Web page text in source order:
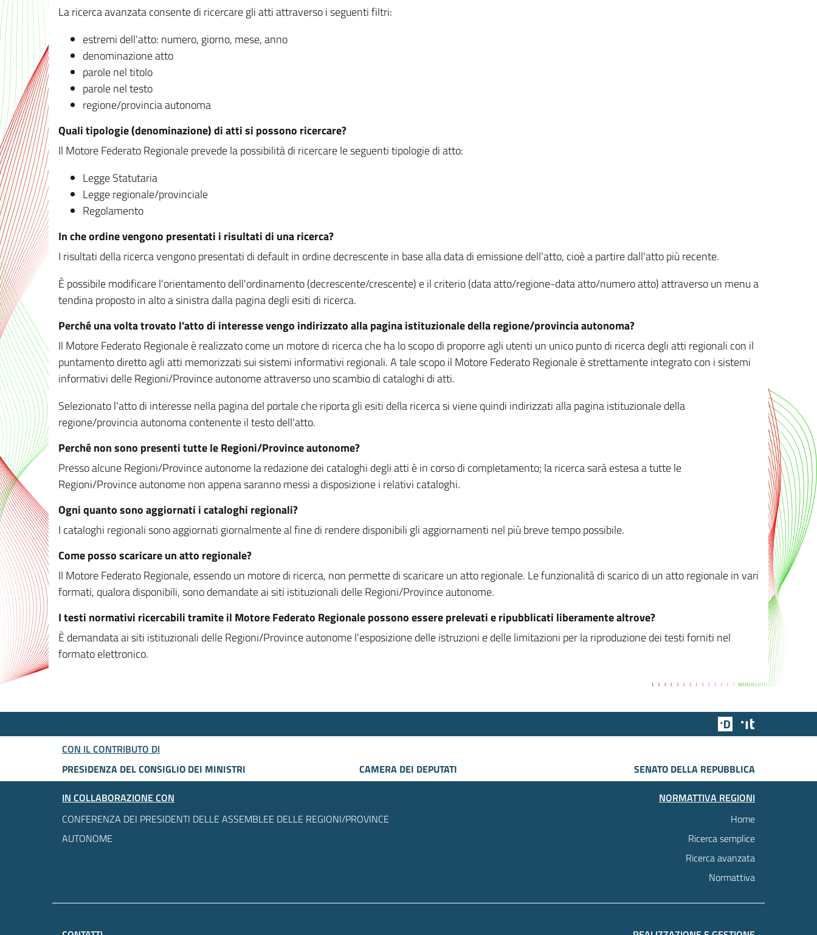
La ricerca avanzata consente di ricercare gli atti attraverso i seguenti filtri:
estremi dell'atto: numero, giorno, mese, anno
denominazione atto
parole nel titolo
parole nel testo
regione/provincia autonoma
Quali tipologie (denominazione) di atti si possono ricercare?
Il Motore Federato Regionale prevede la possibilità di ricercare le seguenti tipologie di atto:
Legge Statutaria
Legge regionale/provinciale
Regolamento
In che ordine vengono presentati i risultati di una ricerca?
I risultati della ricerca vengono presentati di default in ordine decrescente in base alla data di emissione dell'atto, cioè a partire dall'atto più recente.
È possibile modificare l'orientamento dell'ordinamento (decrescente/crescente) e il criterio (data atto/regione-data atto/numero atto) attraverso un menu a
tendina proposto in alto a sinistra dalla pagina degli esiti di ricerca.
Perché una volta trovato l'atto di interesse vengo indirizzato alla pagina istituzionale della regione/provincia autonoma?
Il Motore Federato Regionale è realizzato come un motore di ricerca che ha lo scopo di proporre agli utenti un unico punto di ricerca degli atti regionali con il
puntamento diretto agli atti memorizzati sui sistemi informativi regionali. A tale scopo il Motore Federato Regionale è strettamente integrato con i sistemi
informativi delle Regioni/Province autonome attraverso uno scambio di cataloghi di atti.
Selezionato l'atto di interesse nella pagina del portale che riporta gli esiti della ricerca si viene quindi indirizzati alla pagina istituzionale della
regione/provincia autonoma contenente il testo dell'atto.
Perché non sono presenti tutte le Regioni/Province autonome?
Presso alcune Regioni/Province autonome la redazione dei cataloghi degli atti è in corso di completamento; la ricerca sarà estesa a tutte le
Regioni/Province autonome non appena saranno messi a disposizione i relativi cataloghi.
Ogni quanto sono aggiornati i cataloghi regionali?
I cataloghi regionali sono aggiornati giornalmente al fine di rendere disponibili gli aggiornamenti nel più breve tempo possibile.
Come posso scaricare un atto regionale?
Il Motore Federato Regionale, essendo un motore di ricerca, non permette di scaricare un atto regionale. Le funzionalità di scarico di un atto regionale in vari
formati, qualora disponibili, sono demandate ai siti istituzionali delle Regioni/Province autonome.
I testi normativi ricercabili tramite il Motore Federato Regionale possono essere prelevati e ripubblicati liberamente altrove?
È demandata ai siti istituzionali delle Regioni/Province autonome l'esposizione delle istruzioni e delle limitazioni per la riproduzione dei testi forniti nel
formato elettronico.
Team Digitale
CON IL CONTRIBUTO DI
PRESIDENZA DEL CONSIGLIO DEI MINISTRI
CAMERA DEI DEPUTATI
SENATO DELLA REPUBBLICA
IN COLLABORAZIONE CON
CONFERENZA DEI PRESIDENTI DELLE ASSEMBLEE DELLE REGIONI/PROVINCE
AUTONOME
NORMATTIVA REGIONI
Home
Ricerca semplice
Ricerca avanzata
Normattiva